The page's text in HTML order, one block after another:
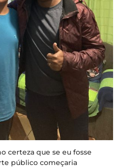
certeza que se eu fosse
público começaria